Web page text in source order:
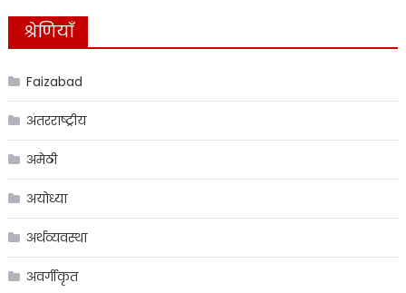
श्रेणियाँ
Faizabad
अंतरराष्ट्रीय
अमेठी
अयोध्या
अर्थव्यवस्था
अवर्गीकृत